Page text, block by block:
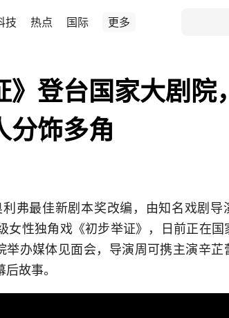
技 热点 国际 更多
》登台国家大剧院
分饰多角
弗最佳新剧本奖改编，由知名戏剧导
女性独角戏《初步举证》，日前正在国
举办媒体见面会，导演周可携主演辛芷
故事。